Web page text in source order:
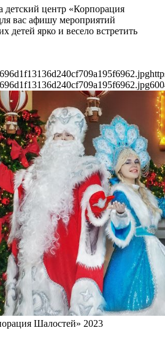
детский центр «Корпорация
вас афишу мероприятий
детей ярко и весело встретить
600
Шалостей» 2023